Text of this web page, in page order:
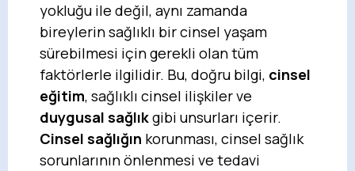
yokluğu ile değil, aynı zamanda
bireylerin sağlıklı bir cinsel yaşam
sürebilmesi için gerekli olan tüm
faktörlerle ilgilidir. Bu, doğru bilgi, cinsel
eğitim, sağlıklı cinsel ilişkiler ve
duygusal sağlıkgibi unsurları içerir.
Cinsel sağlığın korunması, cinsel sağlık
sorunlarının önlenmesi ve tedavi